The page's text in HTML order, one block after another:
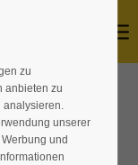
2016
zu
anbieten zu
analysieren.
unserer
und